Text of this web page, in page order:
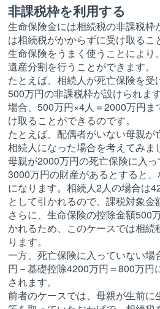
非課税枠を利用する
生命保険金には相続税の非課税
は相続税がかからずに受け取るこ
生命保険をうまく使うことにより
遺産分割を行うことができます。
たとえば、相続人が死亡保険を受
500万円の非課税枠が設けられま
場合、500万円×4人＝2000万円
け取ることができるのです。
たとえば、配偶者がいない母親
相続人になった場合を考えてみま
母親が2000万円の死亡保険に入
3000万円の財産があるとすると
になります。相続人2人の場合は
として引かれるので、課税対象金
さらに、生命保険の控除金額500
かれるため、このケースでは相続
ります。
一方、死亡保険に入っていない
円－基礎控除4200万円＝800万円
されます。
前者のケースでは、母親が生前